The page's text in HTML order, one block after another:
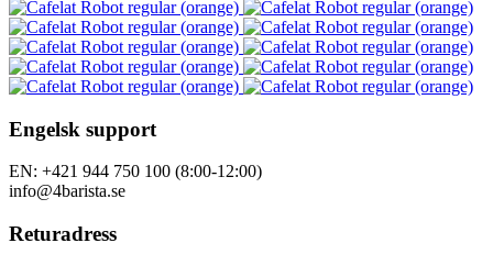
Engelsk support
EN: +421 944 750 100 (8:00-12:00)
info@4barista.se
Returadress